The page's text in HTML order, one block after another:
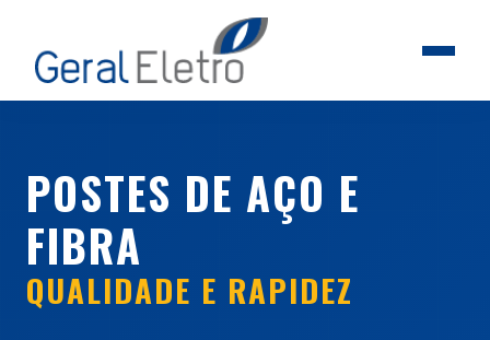
POSTES DE AÇO E
FIBRA
QUALIDADE E RAPIDEZ